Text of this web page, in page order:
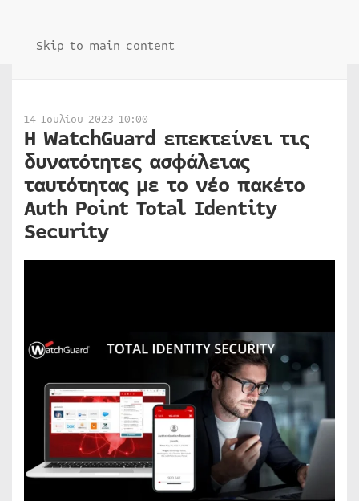
Skip to main content
14 Ιουλίου 2023 10:00
H WatchGuard επεκτείνει τις
δυνατότητες ασφάλειας
ταυτότητας με το νέο πακέτο
Auth Point Total Identity
Security